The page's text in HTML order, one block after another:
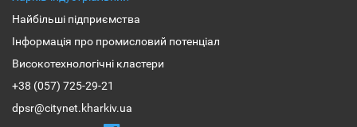
Найбільші підприємства
Інформація про промисловий потенціал
Високотехнологічні кластери
+38 (057) 725-29-21
dpsr@citynet.kharkiv.ua